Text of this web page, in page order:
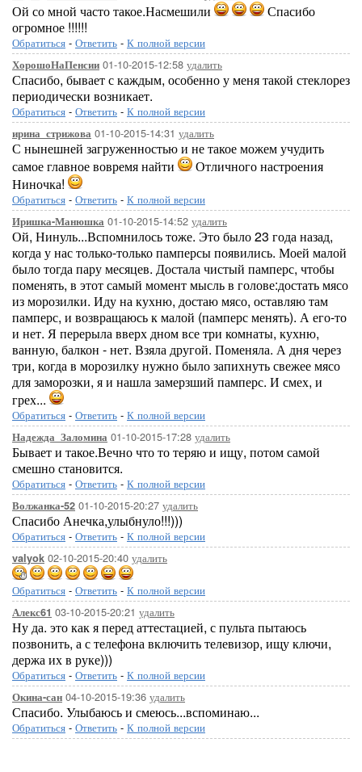
Ой со мной часто такое.Насмешили
Спасибо
огромное !!!!!!
Обратиться - Ответить - К полной версии
ХорошоНаПенсии 01-10-2015-12:58 удалить
Спасибо, бывает с каждым, особенно у меня такой стеклорез
периодически возникает.
Обратиться - Ответить - К полной версии
ирина_стрижова 01-10-2015-14:31 удалить
С нынешней загруженностью и не такое можем учудить
самое главное вовремя найти
Отличного настроения
Ниночка!
Обратиться - Ответить - К полной версии
Иришка-Манюшка 01-10-2015-14:52 удалить
Ой, Нинуль...Вспомнилось тоже. Это было 23 года назад,
когда у нас только-только памперсы появились. Моей малой
было тогда пару месяцев. Достала чистый памперс, чтобы
поменять, в этот самый момент мысль в голове:достать мясо
из морозилки. Иду на кухню, достаю мясо, оставляю там
памперс, и возвращаюсь к малой (памперс менять). А его-то
и нет. Я перерыла вверх дном все три комнаты, кухню,
ванную, балкон - нет. Взяла другой. Поменяла. А дня через
три, когда в морозилку нужно было запихнуть свежее мясо
для заморозки, я и нашла замерзший памперс. И смех, и
грех...
Обратиться - Ответить - К полной версии
Надежда_Заломина 01-10-2015-17:28 удалить
Бывает и такое.Вечно что то теряю и ищу, потом самой
смешно становится.
Обратиться - Ответить - К полной версии
Волжанка-52 01-10-2015-20:27 удалить
Спасибо Анечка,улыбнуло!!!)))
Обратиться - Ответить - К полной версии
valyok 02-10-2015-20:40 удалить
Обратиться - Ответить - К полной версии
Алекс61 03-10-2015-20:21 удалить
Ну да. это как я перед аттестацией, с пульта пытаюсь
позвонить, а с телефона включить телевизор, ищу ключи,
держа их в руке)))
Обратиться - Ответить - К полной версии
Окина-сан 04-10-2015-19:36 удалить
Спасибо. Улыбаюсь и смеюсь...вспоминаю...
Обратиться - Ответить - К полной версии